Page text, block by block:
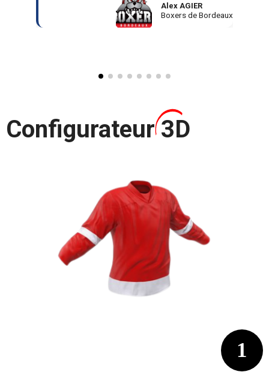
Alex AGIER
Boxers de Bordeaux
Configurateur3D